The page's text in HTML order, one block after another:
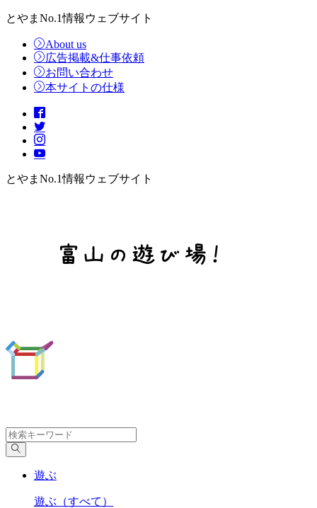
とやまNo.1情報ウェブサイト
About us
広告掲載&仕事依頼
お問い合わせ
本サイトの仕様
とやまNo.1情報ウェブサイト
遊ぶ
遊ぶ （すべて）